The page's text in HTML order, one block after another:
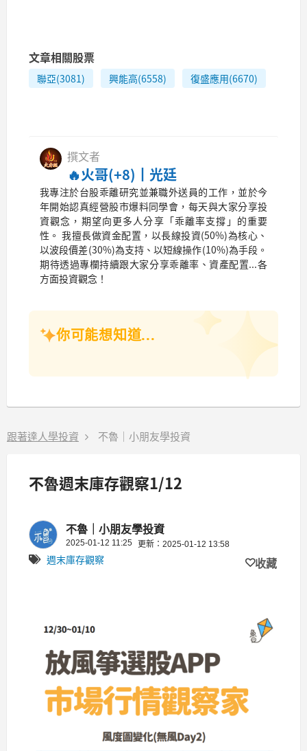
文章相關股票
聯亞(3081) 興能高(6558) 復盛應用(6670)
撰文者
🔥火哥(+8)┃光廷
我專注於台股乖離研究並兼職外送員的工作，並於今
年開始認真經營股市爆料同學會，每天與大家分享投
資觀念，期望向更多人分享「乖離率支撐」的重要
性。 我擅長做資金配置，以長線投資(50%)為核心、
以波段價差(30%)為支持、以短線操作(10%)為手段。
期待透過專欄持續跟大家分享乖離率、資產配置...各
方面投資觀念！
你可能想知道...
跟著達人學投資 不魯｜小朋友學投資
不魯週末庫存觀察1/12
不魯｜小朋友學投資
2025-01-12 11:25 更新：2025-01-12 13:58
週末庫存觀察 收藏